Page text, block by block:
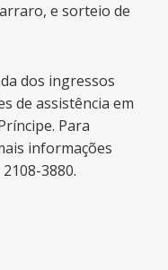
e sorteio de
dos ingressos
de assistência em
Para
informações
3880.